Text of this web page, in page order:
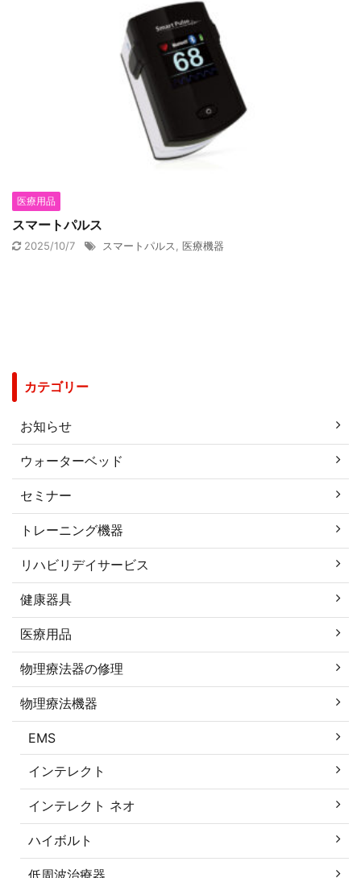
医療用品
スマートパルス
2025/10/7 スマートパルス, 医療機器
カテゴリー
お知らせ
ウォーターベッド
セミナー
トレーニング機器
リハビリデイサービス
健康器具
医療用品
物理療法器の修理
物理療法機器
EMS
インテレクト
インテレクト ネオ
ハイボルト